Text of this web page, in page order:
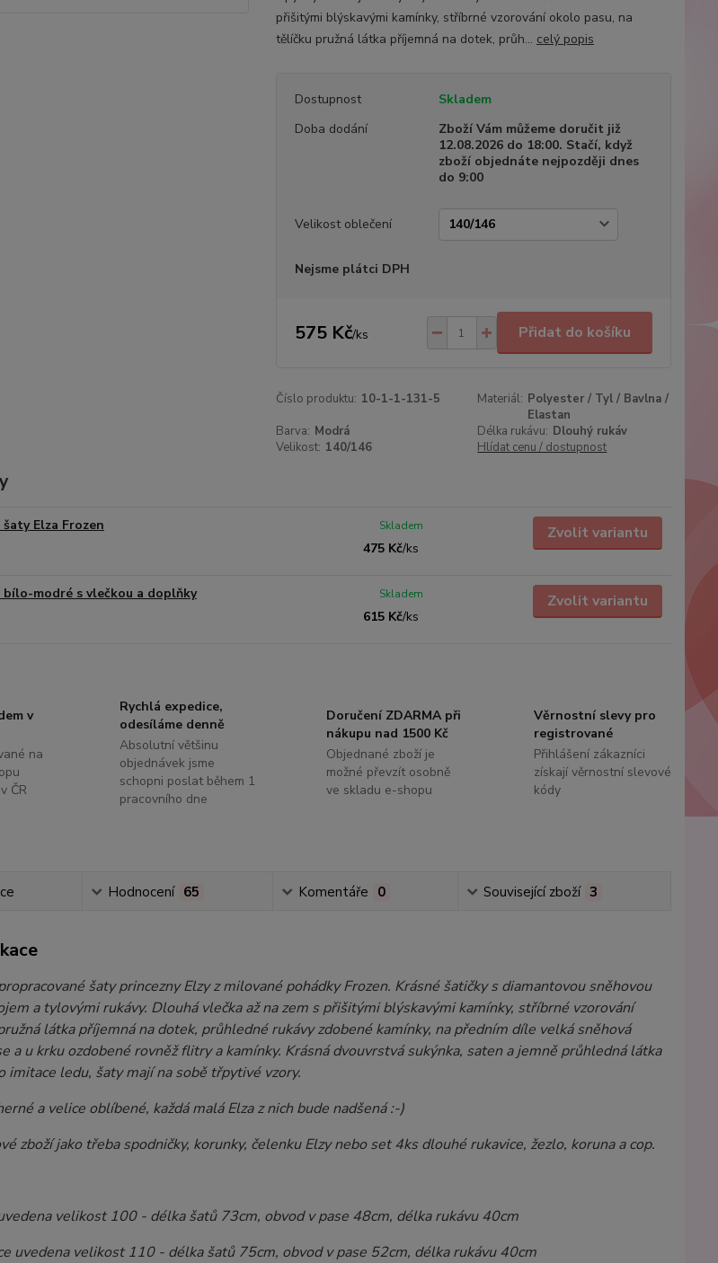
přišitými blýskavými kamínky, stříbrné vzorování okolo pasu, na
tělíčku pružná látka příjemná na dotek, průh... celý popis
Dostupnost
Skladem
Doba dodání
Zboží Vám můžeme doručit již
12.08.2026 do 18:00. Stačí, když
zboží objednáte nejpozději dnes
do 9:00
Velikost oblečení
Nejsme plátci DPH
575 Kč/ks Přidat do košíku
Číslo produktu: 10-1-1-131-5 Materiál: Polyester / Tyl / Bavlna /
Elastan
Barva: Modrá Délka rukávu: Dlouhý rukáv
Velikost: 140/146 Hlídat cenu / dostupnost
Elza Frozen
475 Kč/ks
Skladem Zvolit variantu
bílo-modré s vlečkou a doplňky
615 Kč/ks
Skladem Zvolit variantu
v
na
ČR
Rychlá expedice,
odesíláme denně
Absolutní většinu
objednávek jsme
schopni poslat během 1
pracovního dne
Doručení ZDARMA při
nákupu nad 1500 Kč
Objednané zboží je
možné převzít osobně
ve skladu e-shopu
Věrnostní slevy pro
registrované
Přihlášení zákazníci
získají věrnostní slevové
kódy
Hodnocení 65 Komentáře 0 Související zboží 3
šaty princezny Elzy z milované pohádky Frozen. Krásné šatičky s diamantovou sněhovou
a tylovými rukávy. Dlouhá vlečka až na zem s přišitými blýskavými kamínky, stříbrné vzorování
látka příjemná na dotek, průhledné rukávy zdobené kamínky, na předním díle velká sněhová
a u krku ozdobené rovněž flitry a kamínky. Krásná dvouvrstvá sukýnka, saten a jemně průhledná látka
imitace ledu, šaty mají na sobě třpytivé vzory.
a velice oblíbené, každá malá Elza z nich bude nadšená :-)
zboží jako třeba spodničky, korunky, čelenku Elzy nebo set 4ks dlouhé rukavice, žezlo, koruna a cop.
velikost 100 - délka šatů 73cm, obvod v pase 48cm, délka rukávu 40cm
uvedena velikost 110 - délka šatů 75cm, obvod v pase 52cm, délka rukávu 40cm